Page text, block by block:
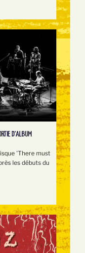
D'ALBUM
'There must
les débuts du